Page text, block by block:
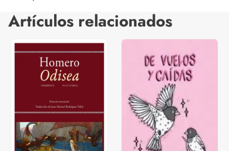
Artículos relacionados